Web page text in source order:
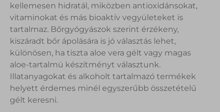
kellemesen hidratál, miközben antioxidánsokat,
vitaminokat és más bioaktív vegyületeket is
tartalmaz. Bőrgyógyászok szerint érzékeny,
kiszáradt bőr ápolására is jó választás lehet,
különösen, ha tiszta aloe vera gélt vagy magas
aloe-tartalmú készítményt választunk.
Illatanyagokat és alkoholt tartalmazó termékek
helyett érdemes minél egyszerűbb összetételű
gélt keresni.